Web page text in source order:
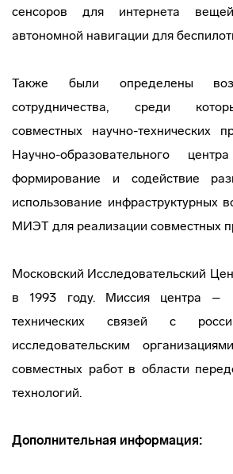
сенсоров для интернета
автономной навигации для
Также были определены
сотрудничества, среди
совместных научно-технических
Научно-образовательного
формирование и содействие
использование инфраструктурных
МИЭТ для реализации совместных
Московский Исследовательский
в 1993 году. Миссия центра –
технических связей с
исследовательским
совместных работ в области
технологий.
Дополнительная информация: